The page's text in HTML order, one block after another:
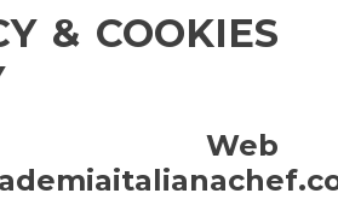
& COOKIES
Web